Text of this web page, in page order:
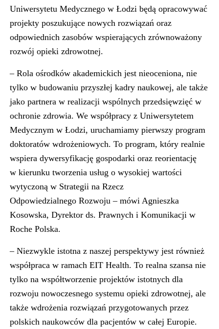
Uniwersytetu Medycznego w Łodzi będą opracowywać
projekty poszukujące nowych rozwiązań oraz
odpowiednich zasobów wspierających zrównoważony
rozwój opieki zdrowotnej.
– Rola ośrodków akademickich jest nieoceniona, nie
tylko w budowaniu przyszłej kadry naukowej, ale także
jako partnera w realizacji wspólnych przedsięwzięć w
ochronie zdrowia. We współpracy z Uniwersytetem
Medycznym w Łodzi, uruchamiamy pierwszy program
doktoratów wdrożeniowych. To program, który realnie
wspiera dywersyfikację gospodarki oraz reorientację
w kierunku tworzenia usług o wysokiej wartości
wytyczoną w Strategii na Rzecz
Odpowiedzialnego Rozwoju – mówi Agnieszka
Kosowska, Dyrektor ds. Prawnych i Komunikacji w
Roche Polska.
– Niezwykle istotna z naszej perspektywy jest również
współpraca w ramach EIT Health. To realna szansa nie
tylko na współtworzenie projektów istotnych dla
rozwoju nowoczesnego systemu opieki zdrowotnej, ale
także wdrożenia rozwiązań przygotowanych przez
polskich naukowców dla pacjentów w całej Europie.